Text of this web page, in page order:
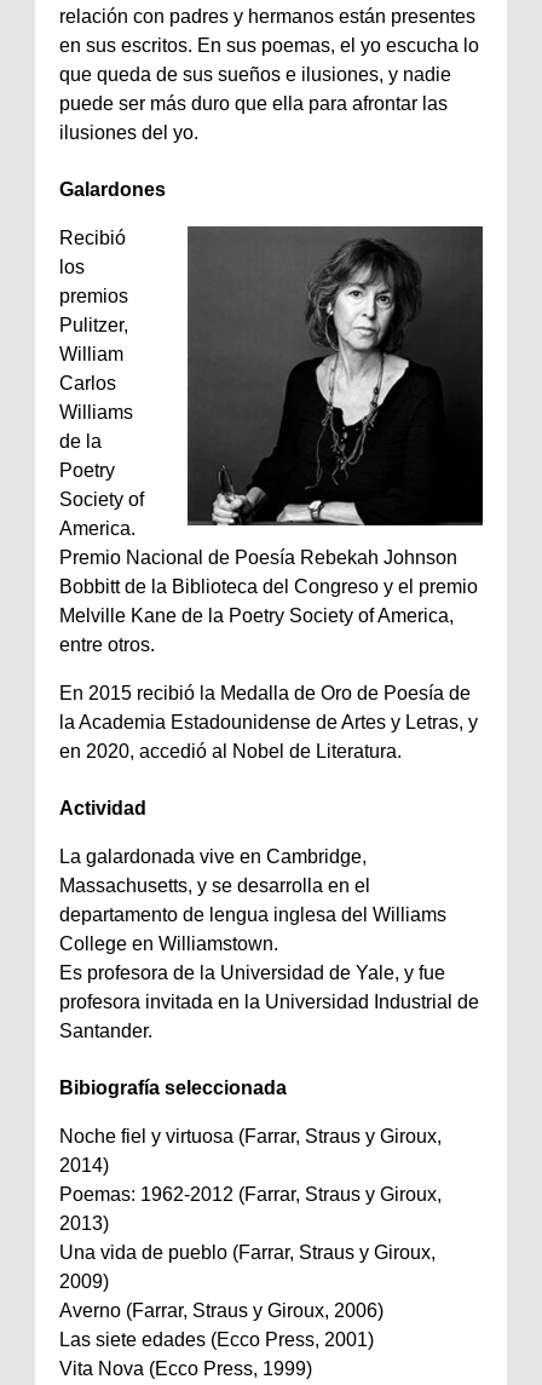
relación con padres y hermanos están presentes
en sus escritos. En sus poemas, el yo escucha lo
que queda de sus sueños e ilusiones, y nadie
puede ser más duro que ella para afrontar las
ilusiones del yo.
Galardones
Recibió
los
premios
Pulitzer,
William
Carlos
Williams
de la
Poetry
Society of
America.
Premio Nacional de Poesía Rebekah Johnson
Bobbitt de la Biblioteca del Congreso y el premio
Melville Kane de la Poetry Society of America,
entre otros.
En 2015 recibió la Medalla de Oro de Poesía de
la Academia Estadounidense de Artes y Letras, y
en 2020, accedió al Nobel de Literatura.
Actividad
La galardonada vive en Cambridge,
Massachusetts, y se desarrolla en el
departamento de lengua inglesa del Williams
College en Williamstown.
Es profesora de la Universidad de Yale, y fue
profesora invitada en la Universidad Industrial de
Santander.
Bibiografía seleccionada
Noche fiel y virtuosa (Farrar, Straus y Giroux,
2014)
Poemas: 1962-2012 (Farrar, Straus y Giroux,
2013)
Una vida de pueblo (Farrar, Straus y Giroux,
2009)
Averno (Farrar, Straus y Giroux, 2006)
Las siete edades (Ecco Press, 2001)
Vita Nova (Ecco Press, 1999)